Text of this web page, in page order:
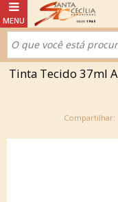
Tinta Tecido 37ml